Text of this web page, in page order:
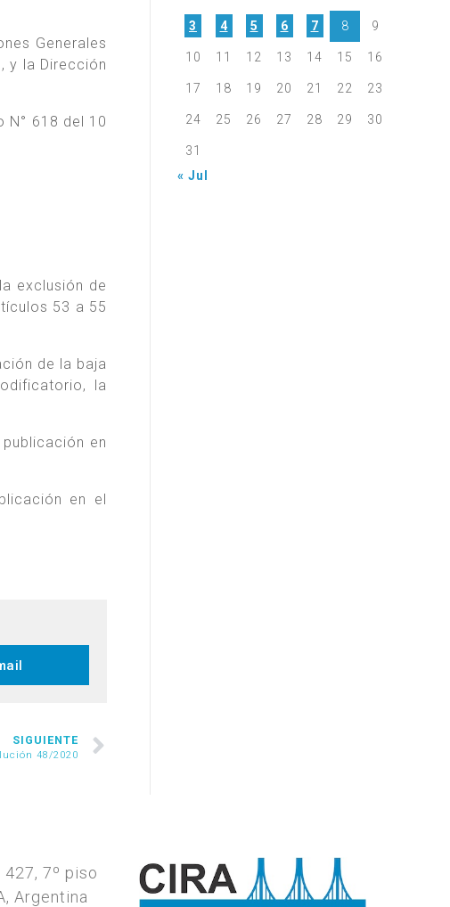
Generales
y la Dirección
618 del 10
exclusión de
53 a 55
de la baja
la
en
en el
SIGUIENTE
48/2020
3 4 5 6 7 8 9
10 11 12 13 14 15 16
17 18 19 20 21 22 23
24 25 26 27 28 29 30
31
« Jul
427, 7º piso
Argentina